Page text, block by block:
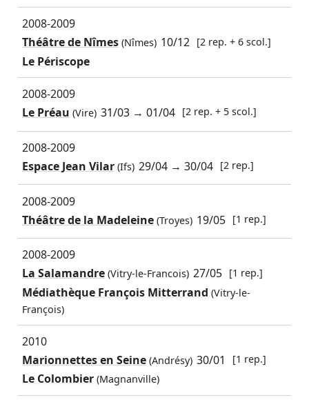
2008-2009
Théâtre de Nîmes(Nîmes) 10/12 [2 rep. + 6 scol.]
Le Périscope
2008-2009
Le Préau (Vire) 31/03 →01/04 [2 rep. + 5 scol.]
2008-2009
Espace Jean Vilar(Ifs) 29/04 →30/04 [2 rep.]
2008-2009
Théâtre de la Madeleine(Troyes) 19/05 [1 rep.]
2008-2009
La Salamandre(Vitry-le-Francois) 27/05 [1 rep.]
Médiathèque François Mitterrand (Vitry-le-
François)
2010
Marionnettes en Seine(Andrésy) 30/01 [1 rep.]
Le Colombier (Magnanville)